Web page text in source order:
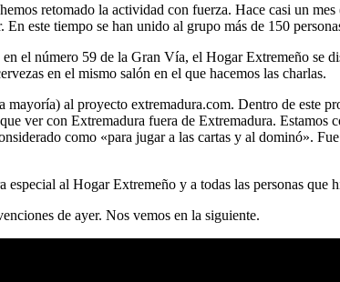
retomado la actividad con fuerza. Hace casi un
este tiempo se han unido al grupo más de 150
el número 59 de la Gran Vía, el Hogar Extremeño se
en el mismo salón en el que hacemos las charlas.
al proyecto extremadura.com. Dentro de este
ver con Extremadura fuera de Extremadura.
como «para jugar a las cartas y al dominó».
especial al Hogar Extremeño y a todas las personas
de ayer. Nos vemos en la siguiente.